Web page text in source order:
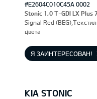
#E2604C010C45A 0002
Stonic 1,0 T-GDI LX Plus
Signal Red
цвета
Я ЗАИНТЕРЕСОВАН!
KIA STONIC